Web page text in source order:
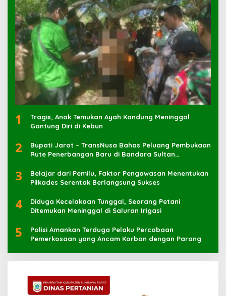
1
Tragis, Anak Temukan Ayah Kandung Meninggal
Gantung Diri di Kebun
2
Bupati Jarot – TransNusa Bahas Peluang Pembukaan
Rute Penerbangan Baru di Bandara Sultan
3
Belajar dari Pemilu, Faktor Pengawasan Menentukan
Pilkades Serentak Berlangsung Sukses
4
Diduga Kecelakaan Tunggal, Seorang Petani
Ditemukan Meninggal di Saluran Irigasi
5
Polisi Amankan Terduga Pelaku Percobaan
Pemerkosaan yang Ancam Korban dengan Parang